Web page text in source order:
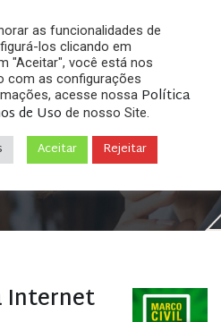
internet"
Internet
as funcionalidades de
los clicando em
"Aceitar", você está nos
com as configurações
acesse nossa Política
de Uso de nosso Site.
Aceitar Rejeitar